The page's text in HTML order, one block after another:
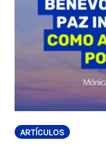
ARTÍCULOS